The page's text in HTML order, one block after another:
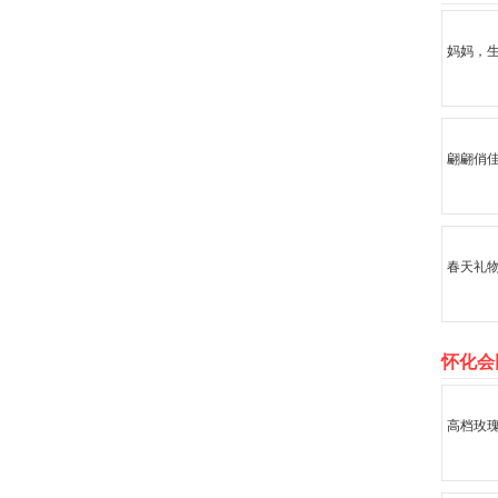
妈妈，
翩翩俏
春天礼
怀化
高档玫